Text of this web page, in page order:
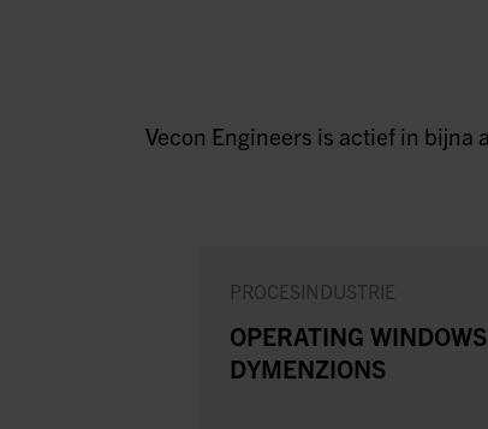
Vecon Engineers is actief in bijna
PROCESINDUSTRIE
OPERATING
DYMENZIONS